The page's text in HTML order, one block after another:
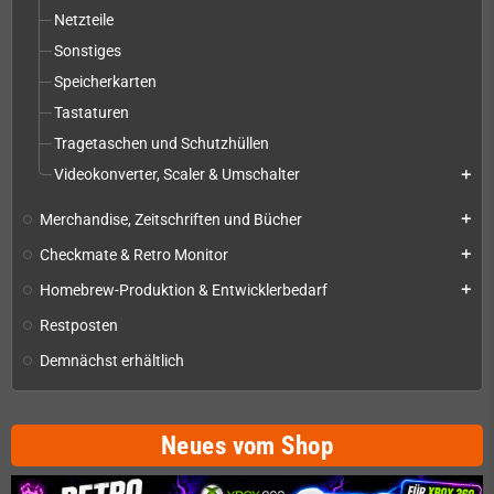
Netzteile
Sonstiges
Speicherkarten
Tastaturen
Tragetaschen und Schutzhüllen
Videokonverter, Scaler & Umschalter
add
Merchandise, Zeitschriften und Bücher add
Checkmate & Retro Monitor add
Homebrew-Produktion & Entwicklerbedarf add
Restposten
Demnächst erhältlich
Neues vom Shop